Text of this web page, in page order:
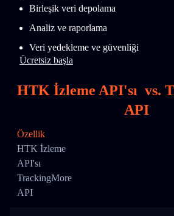
Birleşik veri depolama
Analiz ve raporlama
Veri yedekleme ve güvenliği
Ücretsiz başla
HTK İzleme API'sı vs.
API
Özellik
HTK İzleme
API'sı
TrackingMore
API